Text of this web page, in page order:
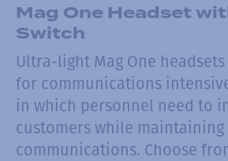
Mag One Headset
Switch
Ultra-light Mag One
for communications
in which personnel need to
customers while
communications. Choose